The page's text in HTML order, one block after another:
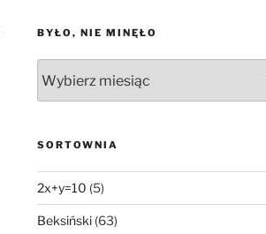
BYŁO, NIE MINĘŁO
nie
minęło
SORTOWNIA
2x+y=10 (5)
Beksiński(63)